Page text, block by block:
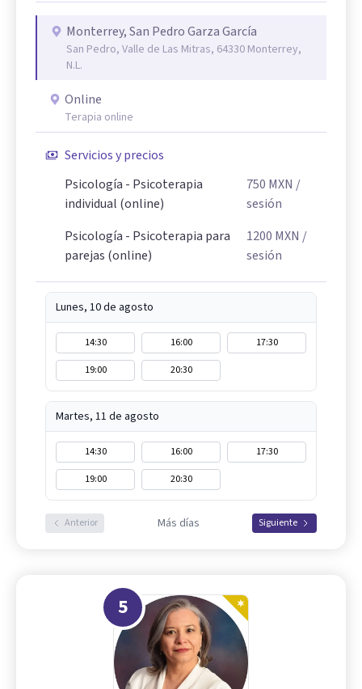
Monterrey, San Pedro Garza García
San Pedro, Valle de Las Mitras, 64330 Monterrey,
N.L.
Online
Terapia online
Servicios y precios
Psicología - Psicoterapia
individual (online)
750 MXN /
sesión
Psicología - Psicoterapia para
parejas (online)
1200 MXN /
sesión
Lunes, 10 de agosto
14:30 16:00
17:30
19:00
20:30
Martes, 11 de agosto
14:30 16:00
17:30
19:00
20:30
Anterior Más días Siguiente
5